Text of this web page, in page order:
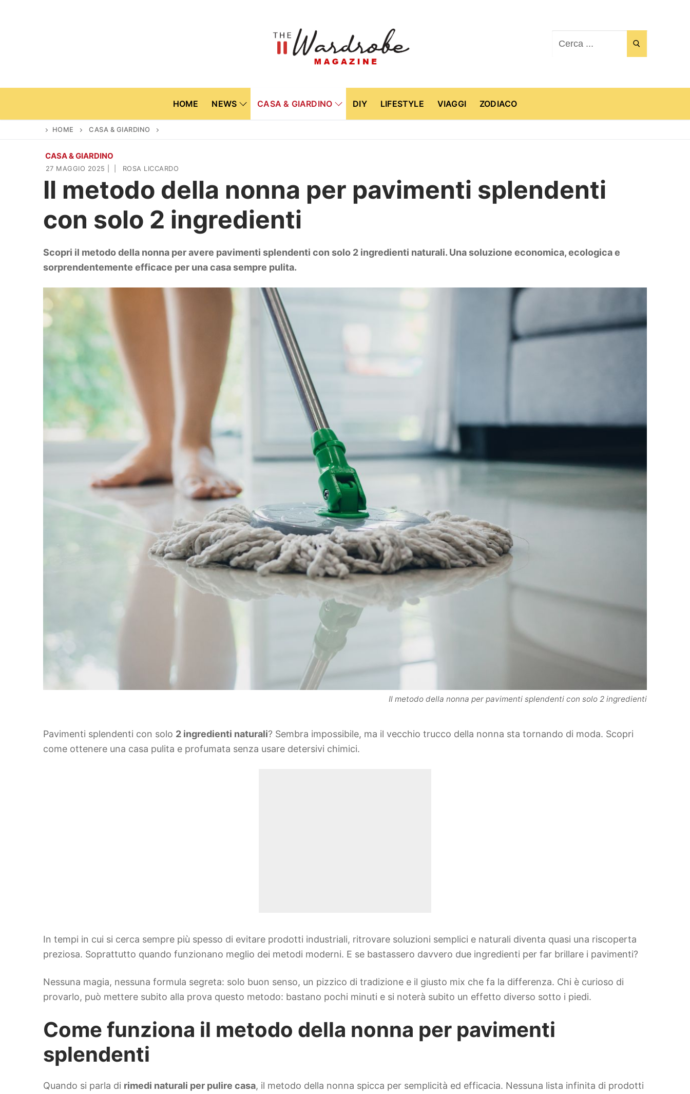
HOME NEWS CASA & GIARDINO DIY LIFESTYLE VIAGGI ZODIACO
Home
News
Cinema e TV
Casa & Giardino
Arredamento
Piante e fiori
Lifestyle
HOME CASA & GIARDINO
CASA & GIARDINO
27 MAGGIO 2025 ROSA LICCARDO
Il metodo della nonna per pavimenti splendenti
con solo 2 ingredienti
Scopri il metodo della nonna per avere pavimenti splendenti con solo 2 ingredienti naturali. Una soluzione economica, ecologica e
sorprendentemente efficace per una casa sempre pulita.
Il metodo della nonna per pavimenti splendenti con solo 2 ingredienti
Pavimenti splendenti con solo 2 ingredienti naturali? Sembra impossibile, ma il vecchio trucco della nonna sta tornando di moda. Scopri
come ottenere una casa pulita e profumata senza usare detersivi chimici.
In tempi in cui si cerca sempre più spesso di evitare prodotti industriali, ritrovare soluzioni semplici e naturali diventa quasi una riscoperta
preziosa. Soprattutto quando funzionano meglio dei metodi moderni. E se bastassero davvero due ingredienti per far brillare i pavimenti?
Nessuna magia, nessuna formula segreta: solo buon senso, un pizzico di tradizione e il giusto mix che fa la differenza. Chi è curioso di
provarlo, può mettere subito alla prova questo metodo: bastano pochi minuti e si noterà subito un effetto diverso sotto i piedi.
Come funziona il metodo della nonna per pavimenti
splendenti
Quando si parla di rimedi naturali per pulire casa, il metodo della nonna spicca per semplicità ed efficacia. Nessuna lista infinita di prodotti